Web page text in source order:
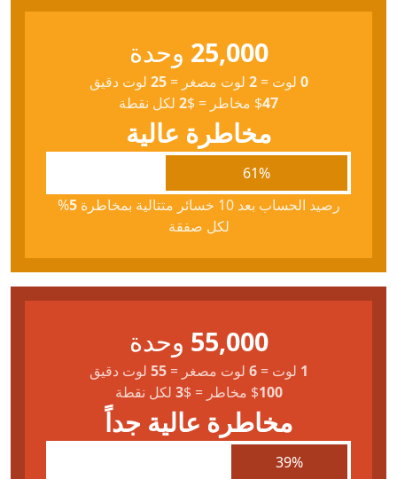
25,000 وحدة
0 لوت=
2 لوت مصغر=
25 لوت دقيق
$47 مخاطر =
$
2 لكل نقطة
مخاطرة عالية
61%
رصيد الحساب بعد 10 خسائر متتالية بمخاطرة
5
%
لكل صفقة
55,000 وحدة
1 لوت=
6 لوت مصغر=
55 لوت دقيق
$100 مخاطر=
$
3 لكل نقطة
مخاطرة عالية جداً
39%